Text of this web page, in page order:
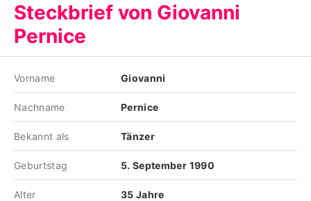
Nutzungsbedingungen
Utiq verwalten
Steckbrief von Giovanni
Pernice
Vorname Giovanni
Nachname Pernice
Bekannt als Tänzer
Geburtstag 5. September 1990
Alter 35 Jahre